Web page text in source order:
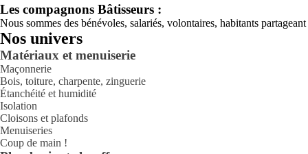
Les compagnons Bâtisseurs :
Nous sommes des bénévoles, salariés, volontaires, habitants
Nos univers
Matériaux et menuiserie
Maçonnerie
Bois, toiture, charpente, zinguerie
Étanchéité et humidité
Isolation
Cloisons et plafonds
Menuiseries
Coup de main !